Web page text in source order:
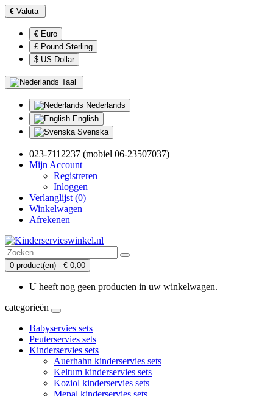
€ Valuta
€ Euro
£ Pound Sterling
$ US Dollar
Taal
Nederlands
English
Svenska
023-7112237 (mobiel 06-23507037)
Mijn Account
Registreren
Inloggen
Verlanglijst (0)
Winkelwagen
Afrekenen
0 product(en) - € 0,00
U heeft nog geen producten in uw winkelwagen.
categorieën
Babyservies sets
Peuterservies sets
Kinderservies sets
Auerhahn kinderservies sets
Keltum kinderservies sets
Koziol kinderservies sets
Mepal kinderservies sets